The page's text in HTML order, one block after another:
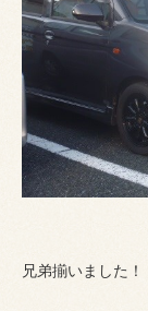
兄弟揃いました！